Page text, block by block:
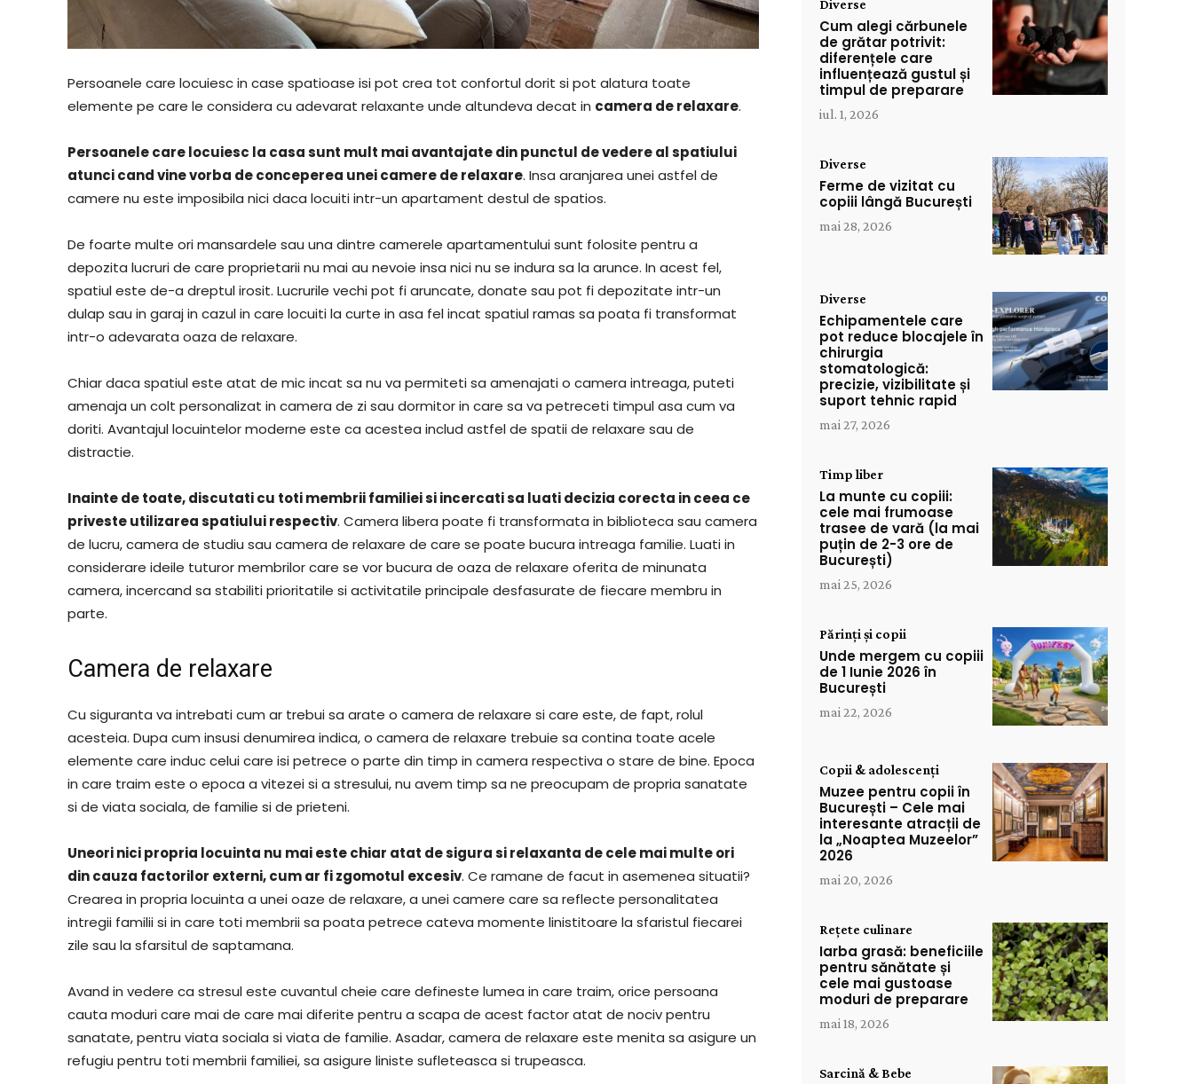
Persoanele care locuiesc in case spatioase isi pot crea tot confortul dorit si pot alatura toate
elemente pe care le considera cu adevarat relaxante unde altundeva decat in camera de relaxare.
Persoanele care locuiesc la casa sunt mult mai avantajate din punctul de vedere al spatiului
atunci cand vine vorba de conceperea unei camere de relaxare. Insa aranjarea unei astfel de
camere nu este imposibila nici daca locuiti intr-un apartament destul de spatios.
De foarte multe ori mansardele sau una dintre camerele apartamentului sunt folosite pentru a
depozita lucruri de care proprietarii nu mai au nevoie insa nici nu se indura sa la arunce. In acest fel,
spatiul este de-a dreptul irosit. Lucrurile vechi pot fi aruncate, donate sau pot fi depozitate intr-un
dulap sau in garaj in cazul in care locuiti la curte in asa fel incat spatiul ramas sa poata fi transformat
intr-o adevarata oaza de relaxare.
Chiar daca spatiul este atat de mic incat sa nu va permiteti sa amenajati o camera intreaga, puteti
amenaja un colt personalizat in camera de zi sau dormitor in care sa va petreceti timpul asa cum va
doriti. Avantajul locuintelor moderne este ca acestea includ astfel de spatii de relaxare sau de
distractie.
Inainte de toate, discutati cu toti membrii familiei si incercati sa luati decizia corecta in ceea ce
priveste utilizarea spatiului respectiv. Camera libera poate fi transformata in biblioteca sau camera
de lucru, camera de studiu sau camera de relaxare de care se poate bucura intreaga familie. Luati in
considerare ideile tuturor membrilor care se vor bucura de oaza de relaxare oferita de minunata
camera, incercand sa stabiliti prioritatile si activitatile principale desfasurate de fiecare membru in
parte.
Camera de relaxare
Cu siguranta va intrebati cum ar trebui sa arate o camera de relaxare si care este, de fapt, rolul
acesteia. Dupa cum insusi denumirea indica, o camera de relaxare trebuie sa contina toate acele
elemente care induc celui care isi petrece o parte din timp in camera respectiva o stare de bine. Epoca
in care traim este o epoca a vitezei si a stresului, nu avem timp sa ne preocupam de propria sanatate
si de viata sociala, de familie si de prieteni.
Uneori nici propria locuinta nu mai este chiar atat de sigura si relaxanta de cele mai multe ori
din cauza factorilor externi, cum ar fi zgomotul excesiv. Ce ramane de facut in asemenea situatii?
Crearea in propria locuinta a unei oaze de relaxare, a unei camere care sa reflecte personalitatea
intregii familii si in care toti membrii sa poata petrece cateva momente linistitoare la sfaristul fiecarei
zile sau la sfarsitul de saptamana.
Avand in vedere ca stresul este cuvantul cheie care defineste lumea in care traim, orice persoana
cauta moduri care mai de care mai diferite pentru a scapa de acest factor atat de nociv pentru
sanatate, pentru viata sociala si viata de familie. Asadar, camera de relaxare este menita sa asigure un
refugiu pentru toti membrii familiei, sa asigure liniste sufleteasca si trupeasca.
Diverse
Cum alegi cărbunele
de grătar potrivit:
diferențele care
influențează gustul și
timpul de preparare
iul. 1, 2026
Diverse
Ferme de vizitat cu
copiii lângă București
mai 28, 2026
Diverse
Echipamentele care
pot reduce blocajele în
chirurgia
stomatologică:
precizie, vizibilitate și
suport tehnic rapid
mai 27, 2026
Timp liber
La munte cu copiii:
cele mai frumoase
trasee de vară (la mai
puțin de 2-3 ore de
București)
mai 25, 2026
Părinți și copii
Unde mergem cu copiii
de 1 Iunie 2026 în
București
mai 22, 2026
Copii & adolescenți
Muzee pentru copii în
București – Cele mai
interesante atracții de
la „Noaptea Muzeelor”
2026
mai 20, 2026
Rețete culinare
Iarba grasă: beneficiile
pentru sănătate și
cele mai gustoase
moduri de preparare
mai 18, 2026
Sarcină & Bebe